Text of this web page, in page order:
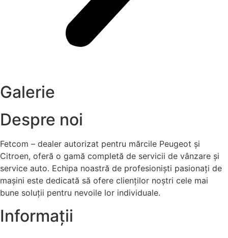
Galerie
Despre noi
Fetcom – dealer autorizat pentru mărcile Peugeot și
Citroen, oferă o gamă completă de servicii de vânzare și
service auto. Echipa noastră de profesioniști pasionați de
mașini este dedicată să ofere clienților noștri cele mai
bune soluții pentru nevoile lor individuale.
Informații